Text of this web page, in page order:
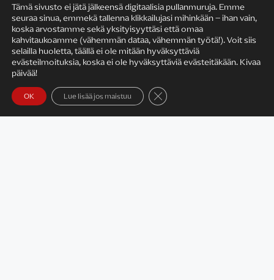
KIRJAILIJAN TYÖ
Tämä sivusto ei jätä jälkeensä digitaalisia pullanmuruja. Emme
seuraa sinua, emmekä tallenna klikkailujasi mihinkään – ihan vain,
koska arvostamme sekä yksityisyyttäsi että omaa
kahvitaukoamme (vähemmän dataa, vähemmän työtä!). Voit siis
selailla huoletta, täällä ei ole mitään hyväksyttäviä
evästeilmoituksia, koska ei ole hyväksyttäviä evästeitäkään. Kivaa
päivää!
OK Lue lisää jos maistuu Sulje evästebanneri